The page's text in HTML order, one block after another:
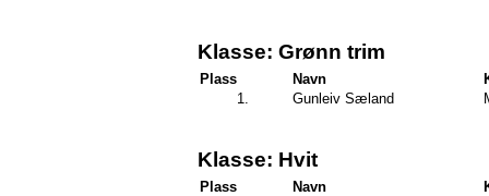
Klasse: Grønn trim
Plass Navn
1.
Gunleiv Sæland
Klasse: Hvit
Plass Navn